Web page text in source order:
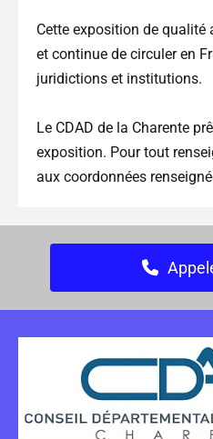
Cette exposition de
et continue de circuler en
juridictions et institutions.
Le CDAD de la Charente
exposition. Pour tout
aux coordonnées